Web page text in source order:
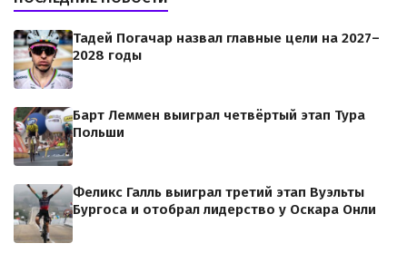
Тадей Погачар назвал главные цели на 2027–
2028 годы
Барт Леммен выиграл четвёртый этап Тура
Польши
Феликс Галль выиграл третий этап Вуэльты
Бургоса и отобрал лидерство у Оскара Онли